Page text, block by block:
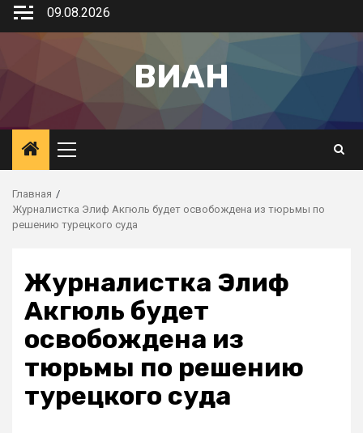
09.08.2026
ВИАН
Главная
Журналистка Элиф Акгюль будет освобождена из тюрьмы по
решению турецкого суда
Журналистка Элиф
Акгюль будет
освобождена из
тюрьмы по решению
турецкого суда